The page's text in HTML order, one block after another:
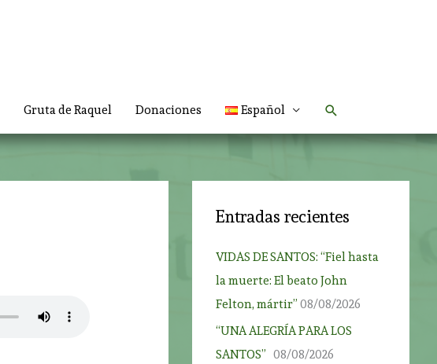
Gruta de Raquel Donaciones Español Buscar
Entradas recientes
VIDAS DE SANTOS: “Fiel hasta
la muerte: El beato John
Felton, mártir” 08/08/2026
“UNA ALEGRÍA PARA LOS
SANTOS” 08/08/2026